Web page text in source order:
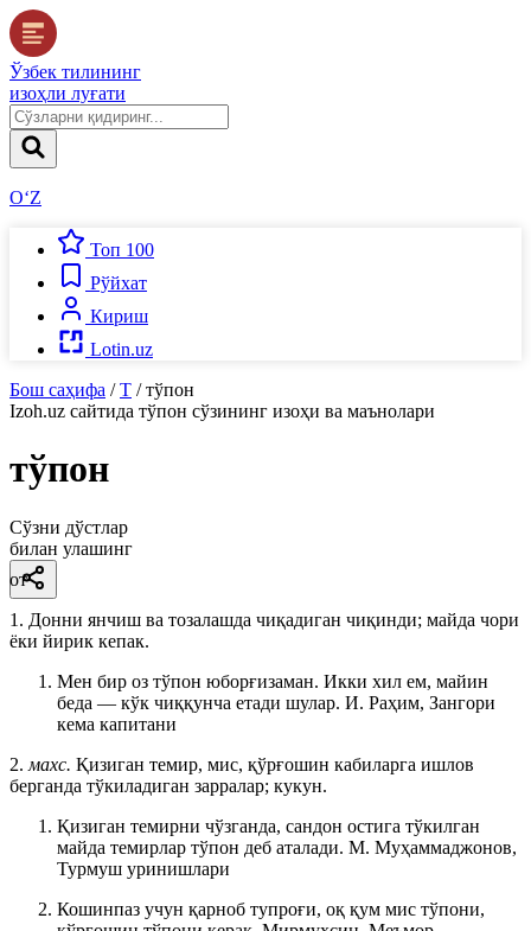
Ўзбек тилининг
изоҳли луғати
O‘Z
Топ 100
Рўйхат
Кириш
Lotin.uz
Бош саҳифа / Т / тўпон
Izoh.uz сайтида тўпон сўзининг изоҳи ва маънолари
тўпон
Сўзни дўстлар
билан улашинг
от
1. Донни янчиш ва тозалашда чиқадиган чиқинди; майда чори
ёки йирик кепак.
Мен бир оз тўпон юборғизаман. Икки хил ем, майин
беда — кўк чиққунча етади шулар. И. Раҳим, Зангори
кема капитани
2. махс. Қизиган темир, мис, қўрғошин кабиларга ишлов
берганда тўкиладиган зарралар; кукун.
Қизиган темирни чўзганда, сандон остига тўкилган
майда темирлар тўпон деб аталади. М. Муҳаммаджонов,
Турмуш уринишлари
Кошинпаз учун қарноб тупроғи, оқ қум мис тўпони,